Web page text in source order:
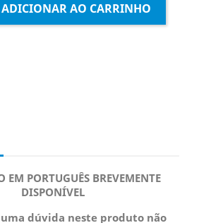
ADICIONAR AO CARRINHO
EM PORTUGUÊS BREVEMENTE
DISPONÍVEL
dúvida neste produto não